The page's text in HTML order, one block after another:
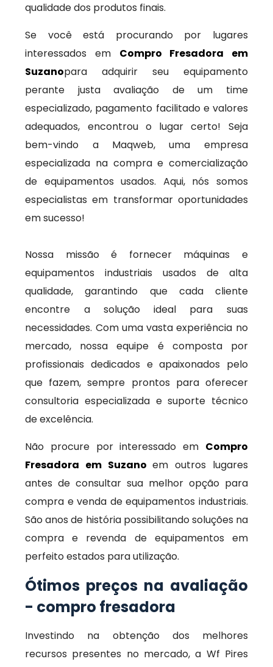
qualidade dos produtos finais.
Se você está procurando por lugares
interessados em Compro Fresadora em
Suzanopara adquirir seu equipamento
perante justa avaliação de um time
especializado, pagamento facilitado e valores
adequados, encontrou o lugar certo! Seja
bem-vindo a Maqweb, uma empresa
especializada na compra e comercialização
de equipamentos usados. Aqui, nós somos
especialistas em transformar oportunidades
em sucesso!
Nossa missão é fornecer máquinas e
equipamentos industriais usados de alta
qualidade, garantindo que cada cliente
encontre a solução ideal para suas
necessidades. Com uma vasta experiência no
mercado, nossa equipe é composta por
profissionais dedicados e apaixonados pelo
que fazem, sempre prontos para oferecer
consultoria especializada e suporte técnico
de excelência.
Não procure por interessado em Compro
Fresadora em Suzanoem outros lugares
antes de consultar sua melhor opção para
compra e venda de equipamentos industriais.
São anos de história possibilitando soluções na
compra e revenda de equipamentos em
perfeito estados para utilização.
Ótimos preços na avaliação
- compro fresadora
Investindo na obtenção dos melhores
recursos presentes no mercado, a Wf Pires